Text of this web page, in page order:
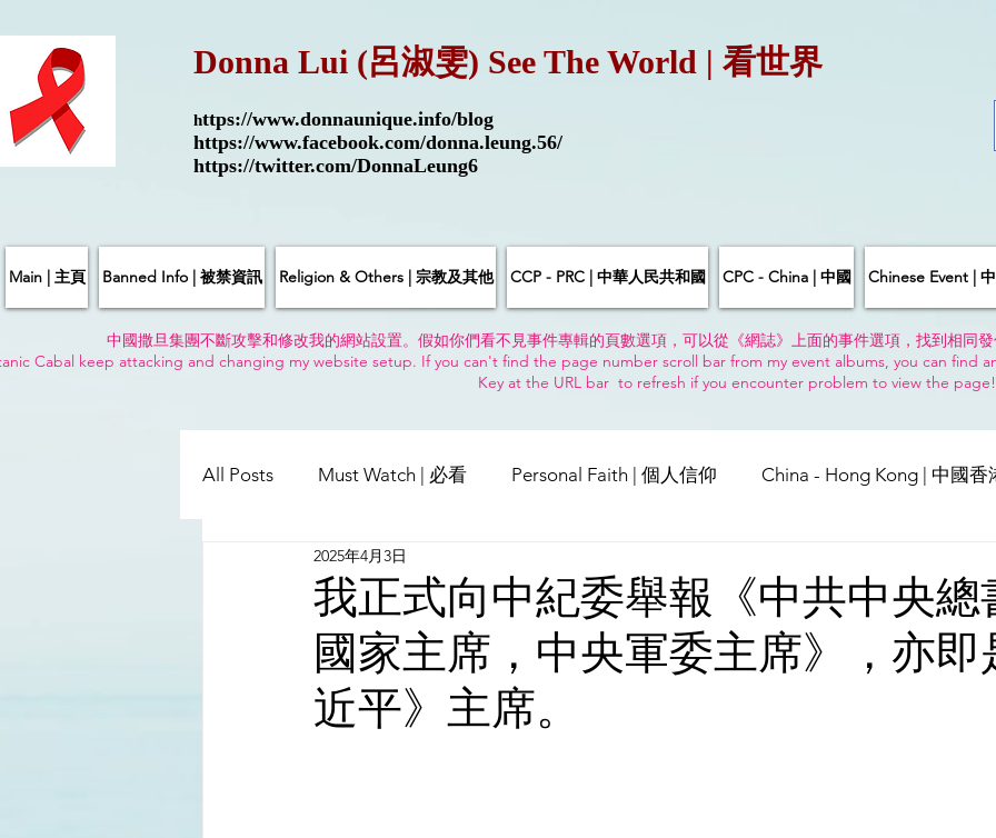
Donna Lui (呂淑雯) See The World | 看世界
https://www.donnaunique.info/blog
https://www.facebook.com/donna.leung.56/
https://twitter.com/DonnaLeung6
Main | 主頁 Banned Info | 被禁資訊 Religion & Others | 宗教及其他 CCP - PRC | 中華人民共和國 CPC - China | 中國 Chinese Event |
中國撒旦集團不斷攻擊和修改我的網站設置。假如你們看不見事件專輯的頁數選項，可以從《網誌》上面的事件選項，找到相同
Cabal keep attacking and changing my website setup. If you can't find the page number scroll bar from my event albums, you can find
Key at the URL bar to refresh if you encounter problem to view the
All Posts Must Watch | 必看 Personal Faith | 個人信仰 China - Hong Kong | 中國香
China - Taiwan | 中國臺灣
Satanic Cabals | 撒旦集團 USA | 美國 Pandemic & Health | 流行病 & 健康
我正式向中紀委舉報《中共中央總
國家主席，中央軍委主席》，亦即
近平》主席。
2025年4月3日